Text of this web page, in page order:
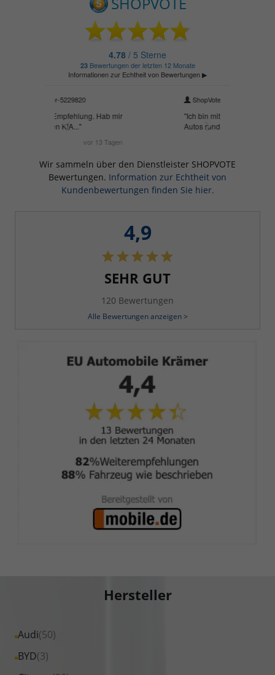
Wir sammeln über den Dienstleister SHOPVOTE
Bewertungen. Information zur Echtheit von
Kundenbewertungen finden Sie hier.
4,9
SEHR GUT
120 Bewertungen
Alle Bewertungen anzeigen >
Hersteller
Audi(50)
Alle
Fahrzeuge
BYD(3)
Alle